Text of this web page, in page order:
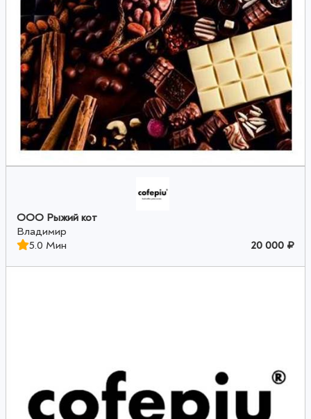
ООО Рыжий кот
Владимир
5.0 Мин
20 000 ₽